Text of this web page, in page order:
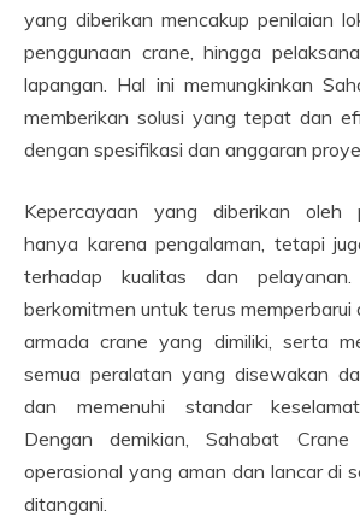
yang diberikan mencakup penilaian
penggunaan crane, hingga
lapangan. Hal ini memungkinkan
memberikan solusi yang tepat dan
dengan spesifikasi dan anggaran
Kepercayaan yang diberikan oleh
hanya karena pengalaman, tetapi
terhadap kualitas dan
berkomitmen untuk terus
armada crane yang dimiliki, serta
semua peralatan yang disewakan
dan memenuhi standar
Dengan demikian, Sahabat
operasional yang aman dan lancar di
ditangani.